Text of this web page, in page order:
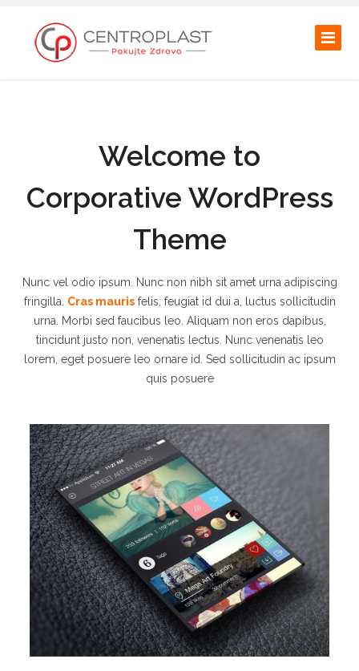
Welcome to
Corporative WordPress
Theme
Nunc vel odio ipsum. Nunc non nibh sit amet urna adipiscing
fringilla. Cras maurisfelis, feugiat id dui a, luctus sollicitudin
urna. Morbi sed faucibus leo. Aliquam non eros dapibus,
tincidunt justo non, venenatis lectus. Nunc venenatis leo
lorem, eget posuere leo ornare id. Sed sollicitudin ac ipsum
quis posuere